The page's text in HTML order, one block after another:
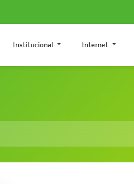
Institucional Internet